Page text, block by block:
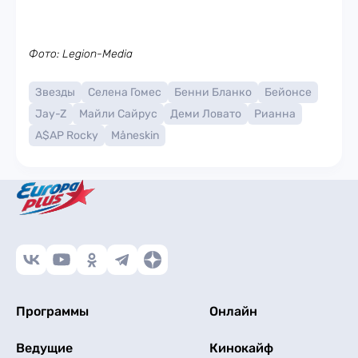
Фото: Legion-Media
Звезды Селена Гомес Бенни Бланко
Бейонсе
Jay-Z
Майли Сайрус Деми Ловато
Рианна
A$AP Rocky
Måneskin
Программы Онлайн
Ведущие Кинокайф